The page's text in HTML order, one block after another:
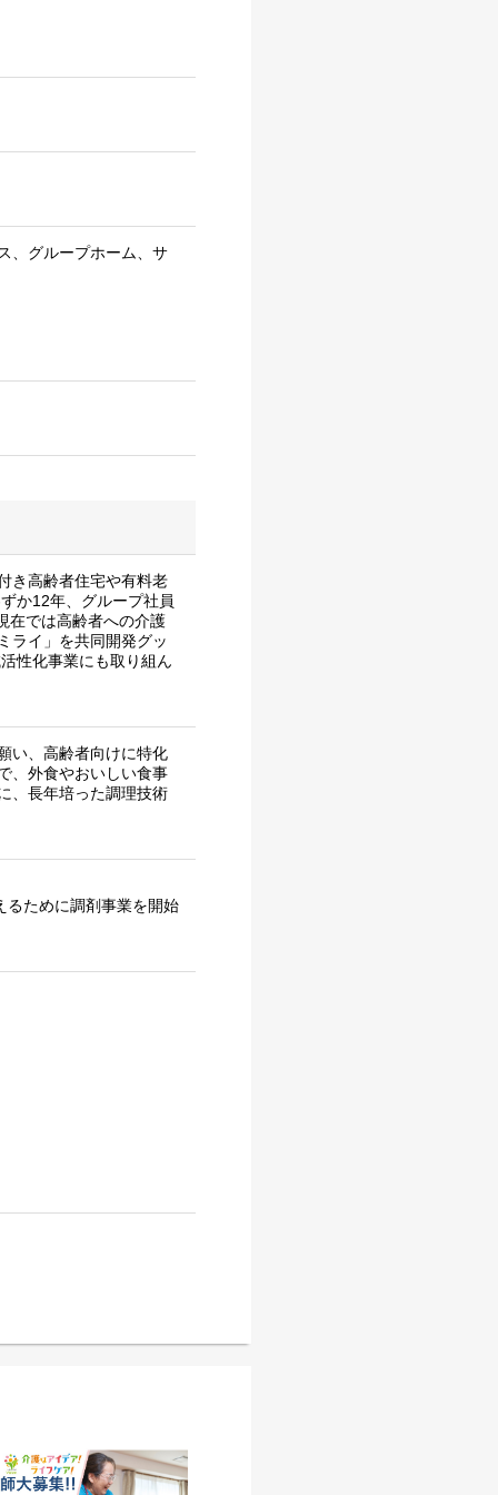
、グループホーム、サ
き高齢者住宅や有料老
か12年、グループ社員
在では高齢者への介護
ライ」を共同開発グッ
性化事業にも取り組ん
い、高齢者向けに特化
、外食やおいしい食事
、長年培った調理技術
るために調剤事業を開始